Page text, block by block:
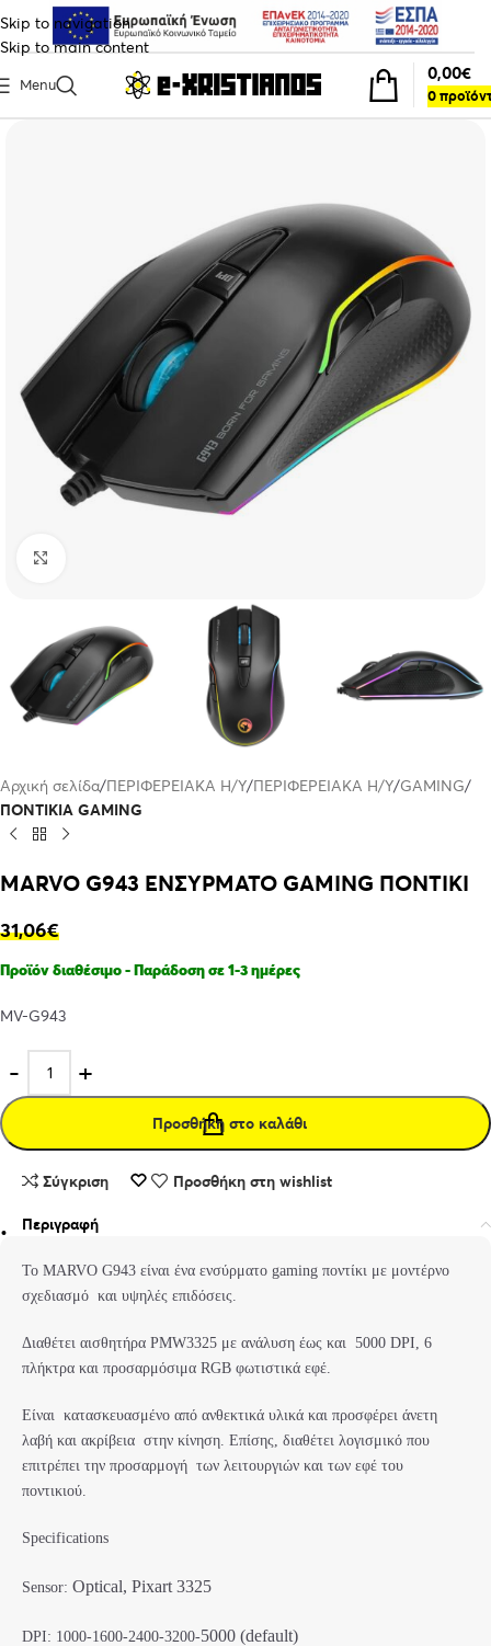
Skip to navigation
Skip to main content
Menu
0
0,00€
Αρχική σελίδα ΠΕΡΙΦΕΡΕΙΑΚΑ Η/Υ ΠΕΡΙΦΕΡΕΙΑΚΑ Η/Υ GAMING
ΠΟΝΤΙΚΙΑ GAMING
MARVO G943 ΕΝΣΥΡΜΑΤΟ GAMING ΠΟΝΤΙΚΙ
31,06€
Προϊόν διαθέσιμο - Παράδοση σε 1-3 ημέρες
MV-G943
Προσθήκη στο καλάθι
Σύγκριση Προσθήκη στη wishlist
Περιγραφή
Το MARVO G943 είναι ένα ενσύρματο gaming ποντίκι με μοντέρνο
σχεδιασμό και υψηλές επιδόσεις.
Διαθέτει αισθητήρα PMW3325 με ανάλυση έως και 5000 DPI, 6
πλήκτρα και προσαρμόσιμα RGB φωτιστικά εφέ.
Είναι κατασκευασμένο από ανθεκτικά υλικά και προσφέρει άνετη
λαβή και ακρίβεια στην κίνηση. Επίσης, διαθέτει λογισμικό που
επιτρέπει την προσαρμογή των λειτουργιών και των εφέ του
ποντικιού.
Specifications
Sensor: Optical, Pixart 3325
DPI: 1000-1600-2400-3200-5000 (default)